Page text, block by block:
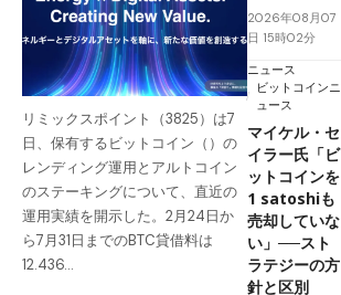
リミックスポイント（3825）は7
日、保有するビットコイン（）の
レンディング運用とアルトコイン
のステーキングについて、直近の
運用実績を開示した。2月24日か
ら7月31日までのBTC貸借料は
12.436…
2026年08月07
日 15時02分
ニュース
ビットコインニ
ュース
マイケル・セ
イラー氏「ビ
ットコインを
1 satoshiも
売却していな
い」──スト
ラテジーの方
針と区別